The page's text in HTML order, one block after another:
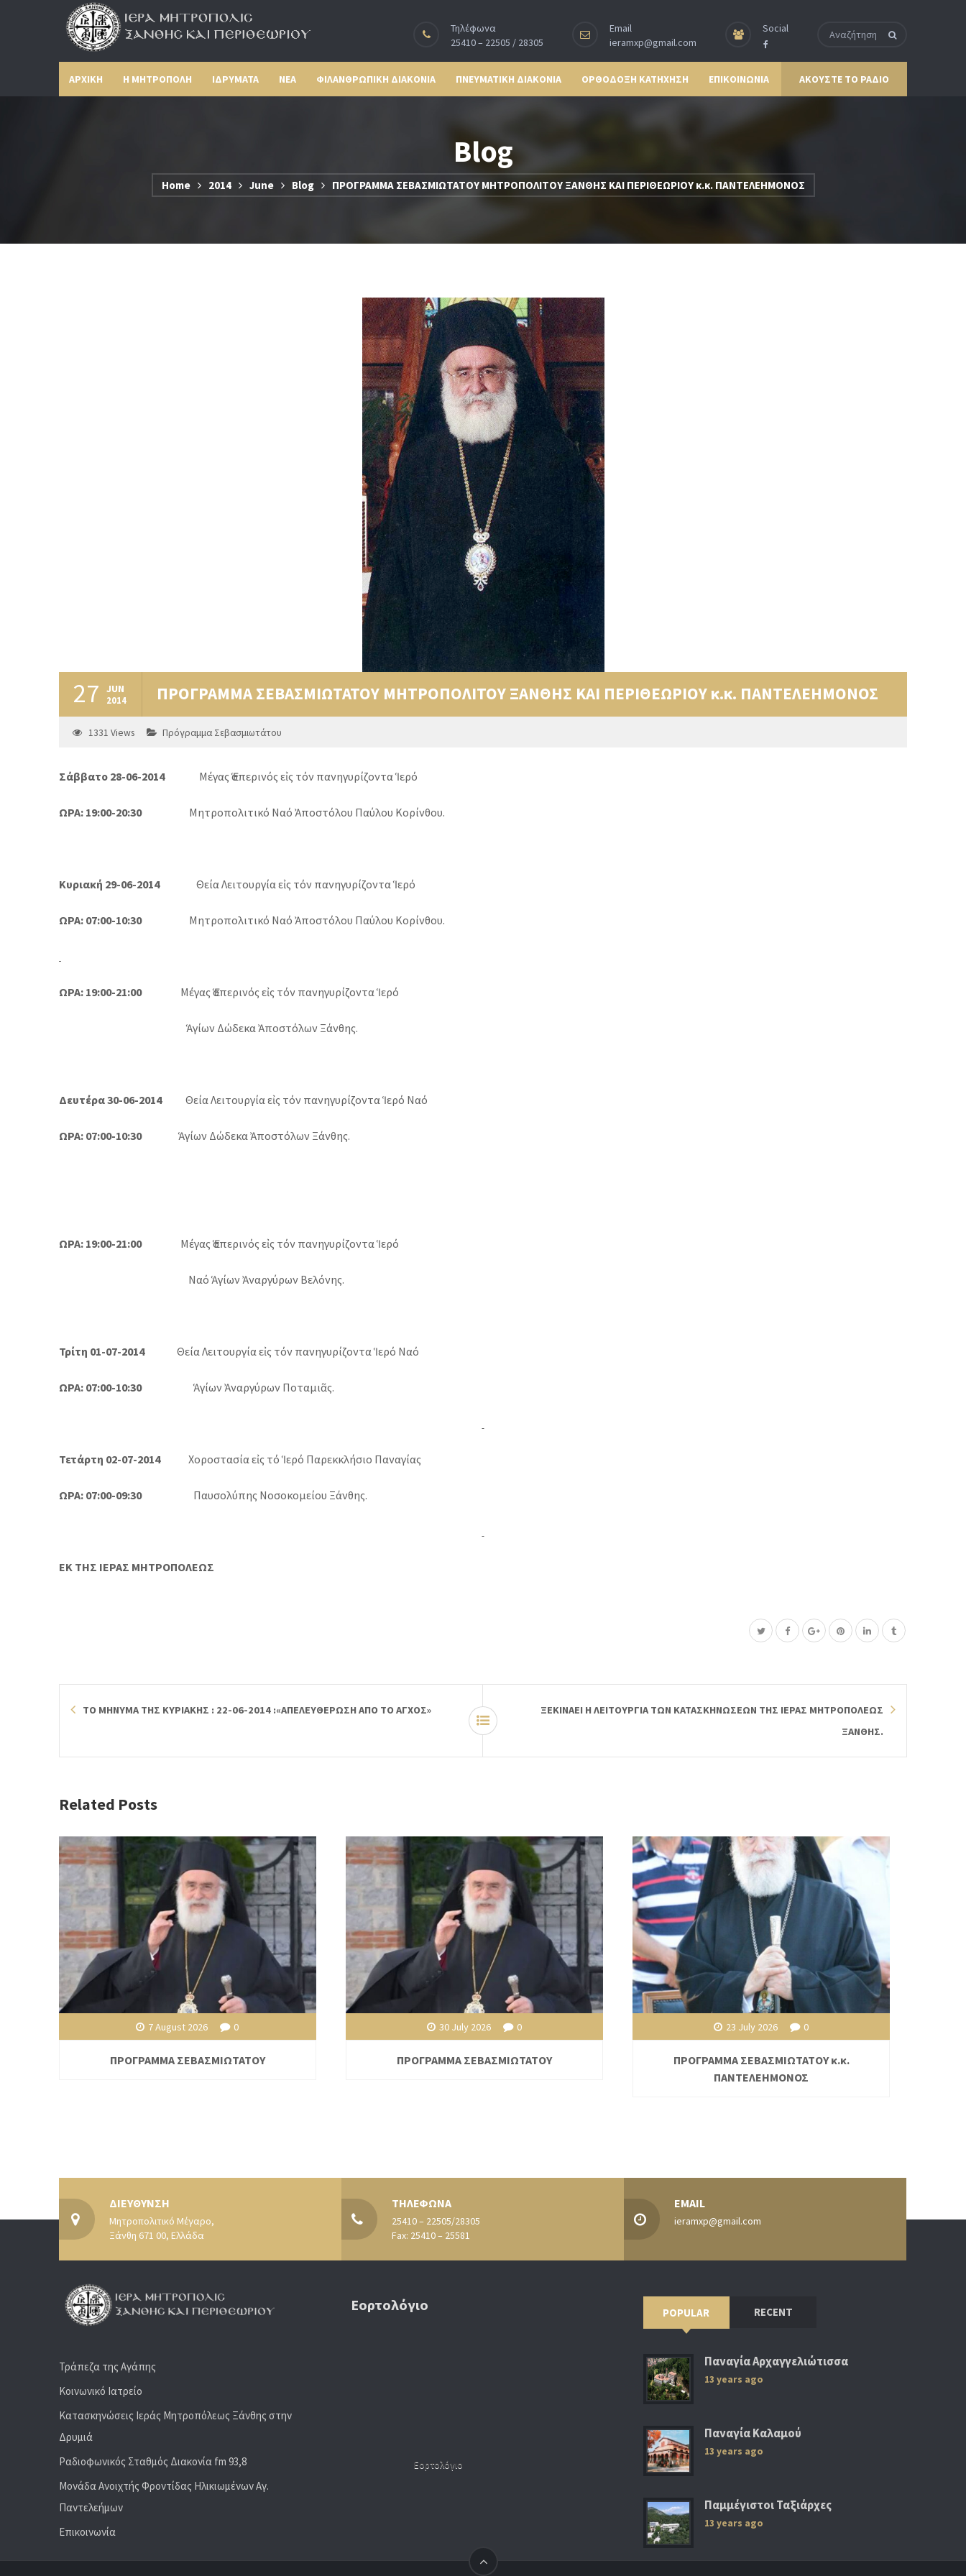
Τηλέφωνα
25410 – 22505 / 28305
Email
ieramxp@gmail.com
Social
ΑΡΧΙΚΗ Η ΜΗΤΡΟΠΟΛΗ ΙΔΡΥΜΑΤΑ ΝΕΑ ΦΙΛΑΝΘΡΩΠΙΚΗ ΔΙΑΚΟΝΙΑ ΠΝΕΥΜΑΤΙΚΗ ΔΙΑΚΟΝΙΑ ΟΡΘΟΔΟΞΗ ΚΑΤΗΧΗΣΗ ΕΠΙΚΟΙΝΩΝΙΑ ΑΚΟΥΣΤΕ ΤΟ ΡΑΔΙΟ
Blog
Home 2014 June Blog ΠΡΟΓΡΑΜΜΑ ΣΕΒΑΣΜΙΩΤΑΤΟΥ ΜΗΤΡΟΠΟΛΙΤΟΥ ΞΑΝΘΗΣ ΚΑΙ ΠΕΡΙΘΕΩΡΙΟΥ κ.κ. ΠΑΝΤΕΛΕΗΜΟΝΟΣ
27 JUN
2014 ΠΡΟΓΡΑΜΜΑ ΣΕΒΑΣΜΙΩΤΑΤΟΥ ΜΗΤΡΟΠΟΛΙΤΟΥ ΞΑΝΘΗΣ ΚΑΙ ΠΕΡΙΘΕΩΡΙΟΥ κ.κ. ΠΑΝΤΕΛΕΗΜΟΝΟΣ
1331 Views Πρόγραμμα Σεβασμιωτάτου
Σάββατο 28-06-2014Μέγας Ἑσπερινός εἰς τόν πανηγυρίζοντα Ἱερό
ΩΡΑ: 19:00-20:30 Μητροπολιτικό Ναό Ἀποστόλου Παύλου Κορίνθου.
Κυριακή 29-06-2014Θεία Λειτουργία εἰς τόν πανηγυρίζοντα Ἱερό
ΩΡΑ: 07:00-10:30 Μητροπολιτικό Ναό Ἀποστόλου Παύλου Κορίνθου.
ΩΡΑ: 19:00-21:00 Μέγας Ἑσπερινός εἰς τόν πανηγυρίζοντα Ἱερό
Ἁγίων Δώδεκα Ἀποστόλων Ξάνθης.
Δευτέρα 30-06-2014Θεία Λειτουργία εἰς τόν πανηγυρίζοντα Ἱερό Ναό
ΩΡΑ: 07:00-10:30 Ἁγίων Δώδεκα Ἀποστόλων Ξάνθης.
ΩΡΑ: 19:00-21:00 Μέγας Ἑσπερινός εἰς τόν πανηγυρίζοντα Ἱερό
Ναό Ἁγίων Ἀναργύρων Βελόνης.
Τρίτη 01-07-2014Θεία Λειτουργία εἰς τόν πανηγυρίζοντα Ἱερό Ναό
ΩΡΑ: 07:00-10:30 Ἁγίων Ἀναργύρων Ποταμιᾶς.
Τετάρτη 02-07-2014Χοροστασία εἰς τό Ἱερό Παρεκκλήσιο Παναγίας
ΩΡΑ: 07:00-09:30 Παυσολύπης Νοσοκομείου Ξάνθης.
ΕΚ ΤΗΣ ΙΕΡΑΣ ΜΗΤΡΟΠΟΛΕΩΣ
ΤΟ ΜΗΝΥΜΑ ΤΗΣ ΚΥΡΙΑΚΗΣ : 22-06-2014 :«ΑΠΕΛΕΥΘΕΡΩΣΗ ΑΠΟ ΤΟ ΑΓΧΟΣ»
ΞΕΚΙΝΑΕΙ Η ΛΕΙΤΟΥΡΓΙΑ ΤΩΝ ΚΑΤΑΣΚΗΝΩΣΕΩΝ ΤΗΣ ΙΕΡΑΣ ΜΗΤΡΟΠΟΛΕΩΣ
ΞΑΝΘΗΣ.
Related Posts
7 August 2026 0
ΠΡΟΓΡΑΜΜΑ ΣΕΒΑΣΜΙΩΤΑΤΟΥ
30 July 2026 0
ΠΡΟΓΡΑΜΜΑ ΣΕΒΑΣΜΙΩΤΑΤΟΥ
23 July 2026 0
ΠΡΟΓΡΑΜΜΑ ΣΕΒΑΣΜΙΩΤΑΤΟΥ κ.κ.
ΠΑΝΤΕΛΕΗΜΟΝΟΣ
ΔΙΕΥΘΥΝΣΗ
Μητροπολιτικό Μέγαρο,
Ξάνθη 671 00, Ελλάδα
ΤΗΛΕΦΩΝΑ
25410 – 22505/28305
Fax: 25410 – 25581
EMAIL
ieramxp@gmail.com
Τράπεζα της Αγάπης
Κοινωνικό Ιατρείο
Κατασκηνώσεις Ιεράς Μητροπόλεως Ξάνθης στην
Δρυμιά
Ραδιoφωνικός Σταθμός Διακονία fm 93,8
Μονάδα Ανοιχτής Φροντίδας Ηλικιωμένων Αγ.
Παντελεήμων
Επικοινωνία
Εορτολόγιο
Εορτολόγιο
POPULAR RECENT
Παναγία Αρχαγγελιώτισσα
13 years ago
Παναγία Καλαμού
13 years ago
Παμμέγιστοι Ταξιάρχες
13 years ago